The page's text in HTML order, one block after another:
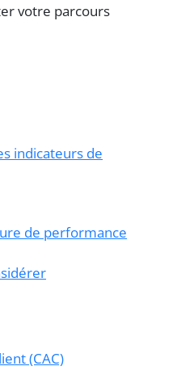
votre parcours
indicateurs de
de performance
(CAC)